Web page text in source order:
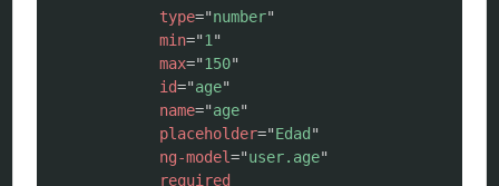
type="number"
min="1 "
max="150"
id="age"
name="age"
placeholder="Edad "
ng-model="user.age"
required